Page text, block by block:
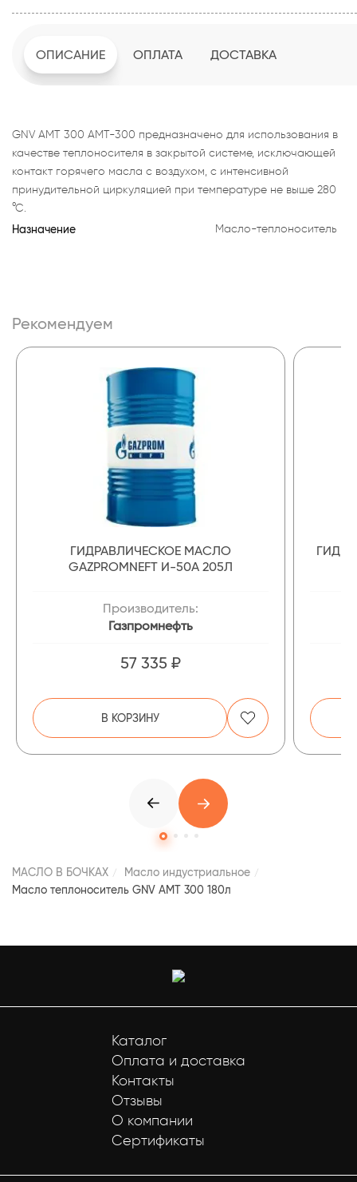
ОПИСАНИЕ ОПЛАТА ДОСТАВКА
GNV AMT 300 АМТ-300 предназначено для использования в
качестве теплоносителя в закрытой системе, исключающей
контакт горячего масла с воздухом, с интенсивной
принудительной циркуляцией при температуре не выше 280
°С.
Назначение Масло-теплоноситель
Рекомендуем
ГИДРАВЛИЧЕСКОЕ МАСЛО
GAZPROMNEFT И-50А 205Л
Производитель:
Газпромнефть
57 335 ₽
В КОРЗИНУ
МАСЛО В БОЧКАХ
Масло индустриальное
Масло теплоноситель GNV AMT 300 180л
Каталог
Оплата и доставка
Контакты
Отзывы
О компании
Сертификаты